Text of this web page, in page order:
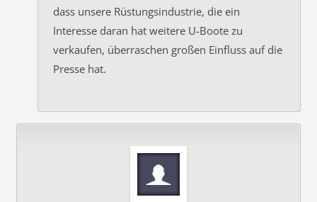
dass unsere Rüstungsindustrie, die ein
Interesse daran hat weitere U-Boote zu
verkaufen, überraschen großen Einfluss auf die
Presse hat.